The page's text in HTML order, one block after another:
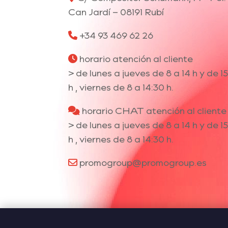
Can Jardí – 08191 Rubí
+34 93 469 62 26
horario atención al cliente
> de lunes a jueves de 8 a 14 h y de
h , viernes de 8 a 14:30 h.
horario CHAT atención al cliente
> de lunes a jueves de 8 a 14 h y de
h , viernes de 8 a 14:30 h.
promogroup@promogroup.es
Utilizamos cookies para ofrecerte la